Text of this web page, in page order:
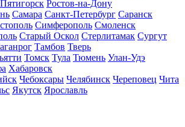
Пятигорск Ростов-на-Дону
Самара Санкт-Петербург Саранск
Симферополь Смоленск
Старый Оскол Стерлитамак Сургут
Тамбов Тверь
Томск Тула Тюмень Улан-Удэ
Хабаровск
Чебоксары Челябинск Череповец Чита
Якутск Ярославль